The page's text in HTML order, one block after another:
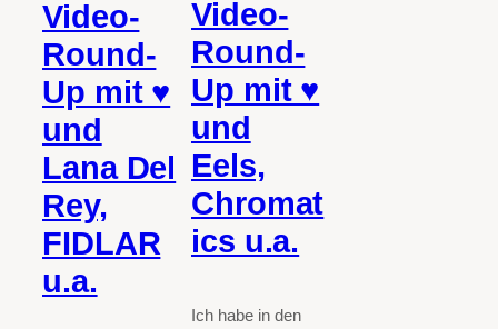
Video-
Round-
Up mit ♥
und
Lana Del
Rey,
FIDLAR
u.a.
Video-
Round-
Up mit ♥
und
Eels,
Chromat
ics u.a.
Ich habe in den